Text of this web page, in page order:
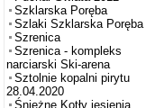
Szklarska Poręba
Szlaki Szklarska Poręba
Szrenica
Szrenica - kompleks
narciarski Ski-arena
Sztolnie kopalni pirytu
28.04.2020
Śnieżne Kotły jesienią